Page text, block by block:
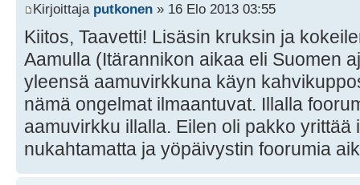
Kirjoittaja putkonen » 16 Elo 2013 03:55
Kiitos, Taavetti! Lisäsin kruksin ja
Aamulla (Itärannikon aikaa eli Suomen
yleensä aamuvirkkuna käyn
nämä ongelmat ilmaantuvat. Illalla
aamuvirkku illalla. Eilen oli pakko yrittää
nukahtamatta ja yöpäivystin foorumia